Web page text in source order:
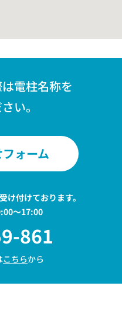
電柱名称を
い。
ォーム
け付けております。
〜17:00
861
こちらから